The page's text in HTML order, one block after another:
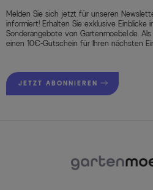
Melden Sie sich jetzt für unseren
informiert! Erhalten Sie exklusive Einblicke
Sonderangebote von Gartenmoebel.de.
einen 10€-Gutschein für Ihren nächsten
JETZT ABONNIEREN